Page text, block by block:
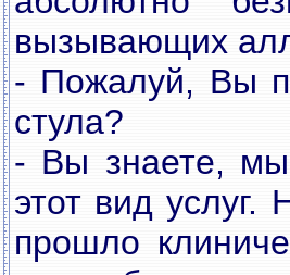
вызывающих
- Пожалуй, Вы
стула?
- Вы знаете,
этот вид услуг.
прошло